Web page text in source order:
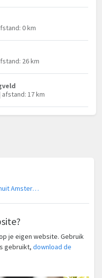
0 km
26 km
afstand: 17 km
Politiehelikopter onderweg vanuit Amsterdam Vliegveld Schiphol
je eigen website. Gebruik
gebruikt, download de